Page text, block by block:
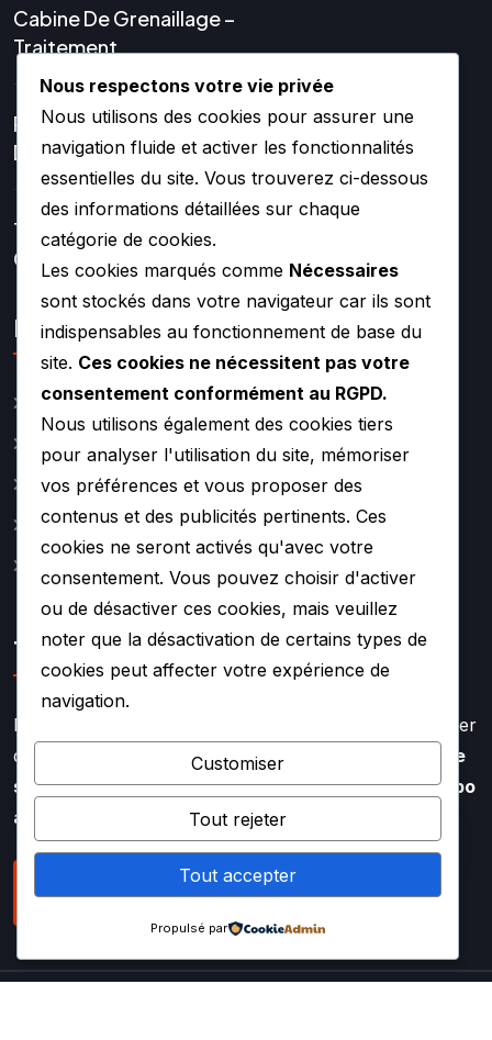
Cabine De Grenaillage –
Traitement
Réparation Et Rénovation
De Turbo
Turbos Hybrides Et
Compétition –
Lien rapide
Catalogue
A propos
Contact
Mentions légales
TURBO SOUF
Faire appel à l’expertise de TURBO SOUF, c’est profiter
d’un savoir faire aiguisé depuis plus de
20 ans dans le
secteur de la rénovation et de la réparation de turbo
auto
NOUS CONTACTER
Nous respectons votre vie privée
Nous utilisons des cookies pour assurer une
navigation fluide et activer les fonctionnalités
essentielles du site. Vous trouverez ci-dessous
des informations détaillées sur chaque
catégorie de cookies.
Les cookies marqués comme Nécessaires
sont stockés dans votre navigateur car ils sont
indispensables au fonctionnement de base du
site. Ces cookies ne nécessitent pas votre
consentement conformément au RGPD.
Nous utilisons également des cookies tiers
pour analyser l'utilisation du site, mémoriser
vos préférences et vous proposer des
contenus et des publicités pertinents. Ces
cookies ne seront activés qu'avec votre
consentement. Vous pouvez choisir d'activer
ou de désactiver ces cookies, mais veuillez
noter que la désactivation de certains types de
cookies peut affecter votre expérience de
navigation.
Customiser
Tout rejeter
Tout accepter
Propulsé par